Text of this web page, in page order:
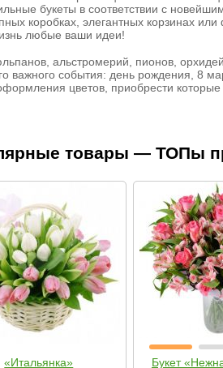
букеты в соответствии с
коробках, элегантных корзинах
любые ваши идеи!
альстромерий, пионов,
важного события: день рождения, 8
цветов, приобрести
товары — ТОПы
«Итальянка» Букет